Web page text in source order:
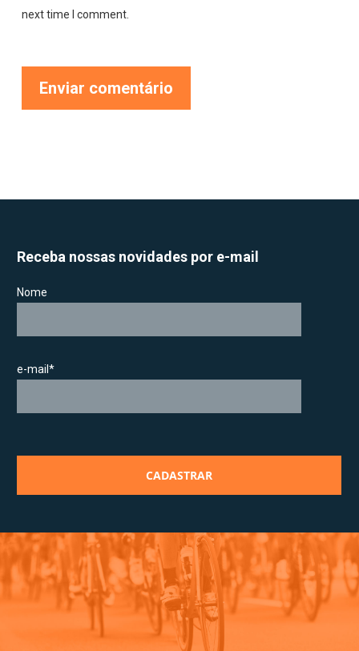
next time I comment.
Receba nossas novidades por e-mail
Nome
e-mail*